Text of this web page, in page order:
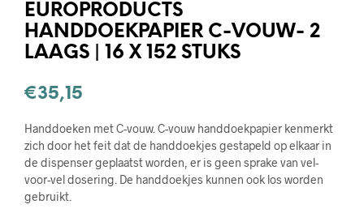
EUROPRODUCTS
HANDDOEKPAPIER C-VOUW- 2
LAAGS | 16 X 152 STUKS
€35,15
Handdoeken met C-vouw. C-vouw handdoekpapier kenmerkt
zich door het feit dat de handdoekjes gestapeld op elkaar in
de dispenser geplaatst worden, er is geen sprake van vel-
voor-vel dosering. De handdoekjes kunnen ook los worden
gebruikt.